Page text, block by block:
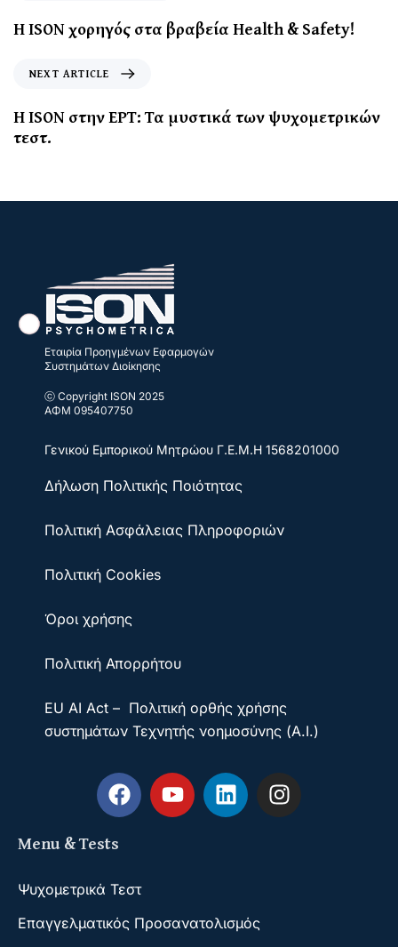
Η ISON χορηγός στα βραβεία Health & Safety!
NEXT ARTICLE
Η ISON στην ΕΡΤ: Τα μυστικά των ψυχομετρικών
τεστ.
Εταιρία Προηγμένων Εφαρμογών
Συστημάτων Διοίκησης
ⓒ Copyright ISON 2025
ΑΦΜ 095407750
Γενικού Εμπορικού Μητρώου Γ.Ε.Μ.Η 1568201000
Δήλωση Πολιτικής Ποιότητας
Πολιτική Ασφάλειας Πληροφοριών
Πολιτική Cookies
Όροι χρήσης
Πολιτική Απορρήτου
EU AI Act – Πολιτική ορθής χρήσης
συστημάτων Τεχνητής νοημοσύνης (A.I.)
Menu & Tests
Ψυχομετρικά Τεστ
Επαγγελματικός Προσανατολισμός